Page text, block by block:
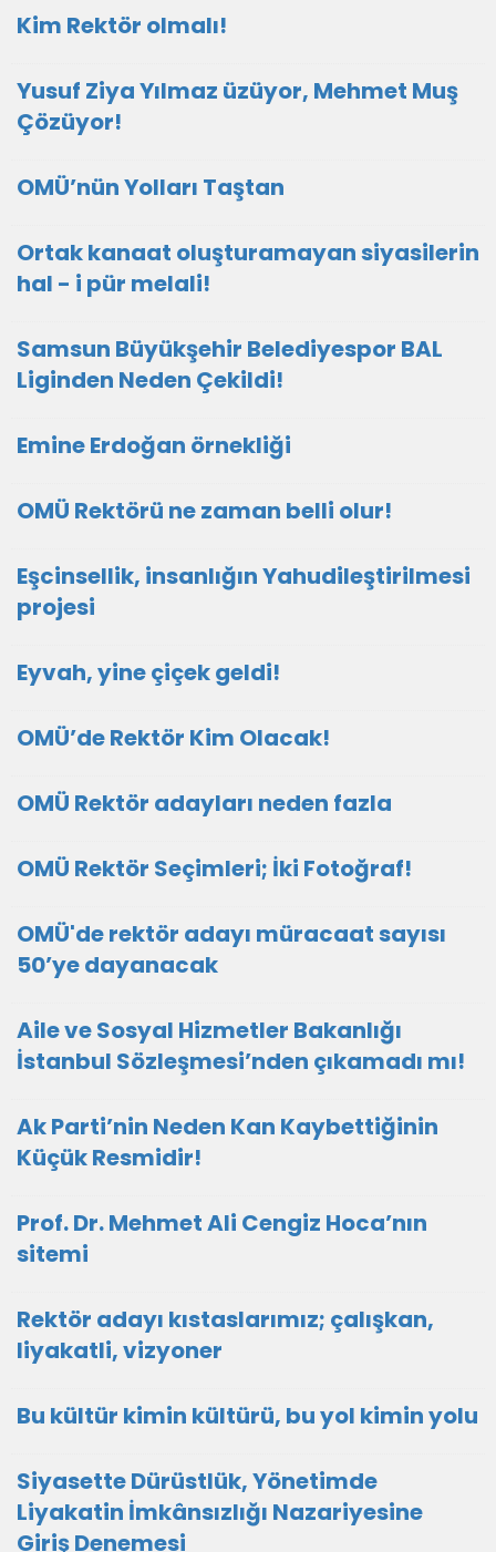
Kim Rektör olmalı!
Yusuf Ziya Yılmaz üzüyor, Mehmet Muş
Çözüyor!
OMÜ’nün Yolları Taştan
Ortak kanaat oluşturamayan siyasilerin
hal - i pür melali!
Samsun Büyükşehir Belediyespor BAL
Liginden Neden Çekildi!
Emine Erdoğan örnekliği
OMÜ Rektörü ne zaman belli olur!
Eşcinsellik, insanlığın Yahudileştirilmesi
projesi
Eyvah, yine çiçek geldi!
OMÜ’de Rektör Kim Olacak!
OMÜ Rektör adayları neden fazla
OMÜ Rektör Seçimleri; İki Fotoğraf!
OMÜ'de rektör adayı müracaat sayısı
50’ye dayanacak
Aile ve Sosyal Hizmetler Bakanlığı
İstanbul Sözleşmesi’nden çıkamadı mı!
Ak Parti’nin Neden Kan Kaybettiğinin
Küçük Resmidir!
Prof. Dr. Mehmet Ali Cengiz Hoca’nın
sitemi
Rektör adayı kıstaslarımız; çalışkan,
liyakatli, vizyoner
Bu kültür kimin kültürü, bu yol kimin yolu
Siyasette Dürüstlük, Yönetimde
Liyakatin İmkânsızlığı Nazariyesine
Giriş Denemesi